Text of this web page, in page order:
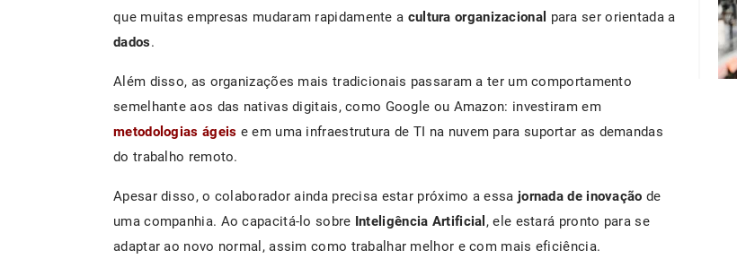
que muitas empresas mudaram rapidamente a cultura organizacional para ser orientada a
dados.
Além disso, as organizações mais tradicionais passaram a ter um comportamento
semelhante aos das nativas digitais, como Google ou Amazon: investiram em
metodologias ágeis e em uma infraestrutura de TI na nuvem para suportar as demandas
do trabalho remoto.
Apesar disso, o colaborador ainda precisa estar próximo a essa jornada de inovação de
uma companhia. Ao capacitá-lo sobre Inteligência Artificial , ele estará pronto para se
adaptar ao novo normal, assim como trabalhar melhor e com mais eficiência.